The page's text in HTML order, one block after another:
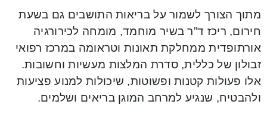
מתוך הצורך לשמור על בריאות התושבים גם בשעת
חירום, ריכז ד”ר בשיר מוחמד, מומחה לכירורגיה
אורתופדית ממחלקת תאונות וטראומה במרכז רפואי
זבולון של כללית, סדרת המלצות מעשיות וחשובות.
אלו פעולות קטנות ופשוטות, שיכולות למנוע פציעות
ולהבטיח, שנגיע למרחב המוגן בריאים ושלמים.